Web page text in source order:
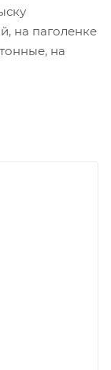
на паголенке
на